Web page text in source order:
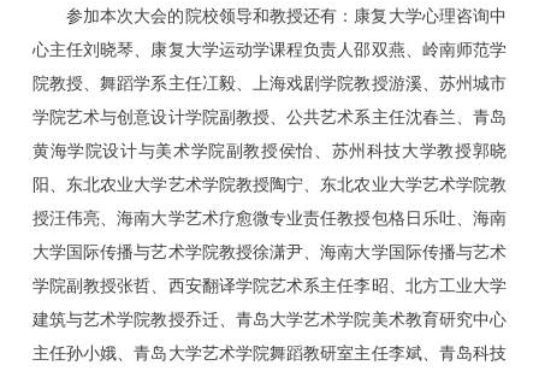
参加本次大会的院校领导和教授还有：康复大学心理咨询中
心主任刘晓琴、康复大学运动学课程负责人邵双燕、岭南师范学
院教授、舞蹈学系主任冮毅、上海戏剧学院教授游溪、苏州城市
学院艺术与创意设计学院副教授、公共艺术系主任沈春兰、青岛
黄海学院设计与美术学院副教授侯怡、苏州科技大学教授郭晓
阳、东北农业大学艺术学院教授陶宁、东北农业大学艺术学院教
授汪伟亮、海南大学艺术疗愈微专业责任教授包格日乐吐、海南
大学国际传播与艺术学院教授徐潇尹、海南大学国际传播与艺术
学院副教授张哲、西安翻译学院艺术系主任李昭、北方工业大学
建筑与艺术学院教授乔迁、青岛大学艺术学院美术教育研究中心
主任孙小娥、青岛大学艺术学院舞蹈教研室主任李斌、青岛科技